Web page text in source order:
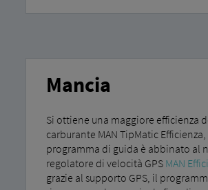
Mancia
Si ottiene una maggiore efficienza
carburante MAN TipMatic Efficienza,
programma di guida è abbinato al
regolatore di velocità GPS MAN
grazie al supporto GPS, il